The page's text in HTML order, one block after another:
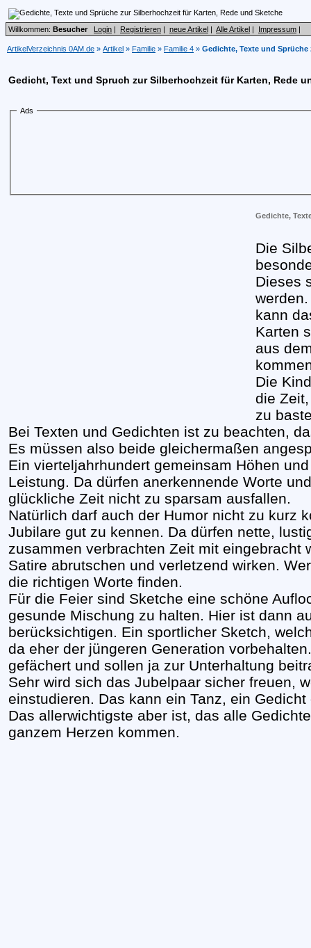
Willkommen: Besucher Login | Registrieren | neue Artikel | Alle Artikel | Impressum |
ArtikelVerzeichnis 0AM.de » Artikel » Familie » Familie 4 » Gedichte, Texte und
Gedicht, Text und Spruch zur Silberhochzeit für Karten, Rede
Ads
Gedichte,
Die
Dieses
kann
Karten
aus
Die
die
zu
Bei Texten und Gedichten ist zu beachten,
Es müssen also beide gleichermaßen
Ein vierteljahrhundert gemeinsam Höhen
Leistung. Da dürfen anerkennende Worte
glückliche Zeit nicht zu sparsam ausfallen.
Natürlich darf auch der Humor nicht zu kurz
Jubilare gut zu kennen. Da dürfen nette,
zusammen verbrachten Zeit mit eingebracht
Satire abrutschen und verletzend wirken.
die richtigen Worte finden.
Für die Feier sind Sketche eine schöne
gesunde Mischung zu halten. Hier ist dann
berücksichtigen. Ein sportlicher Sketch,
da eher der jüngeren Generation
gefächert und sollen ja zur Unterhaltung
Sehr wird sich das Jubelpaar sicher freuen,
einstudieren. Das kann ein Tanz, ein
Das allerwichtigste aber ist, das alle
ganzem Herzen kommen.